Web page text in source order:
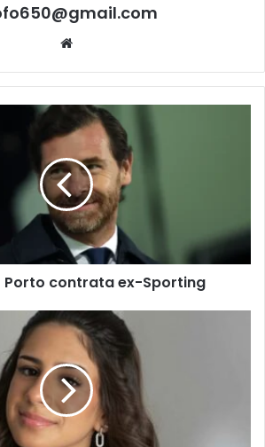
Website
Porto contrata ex-Sporting